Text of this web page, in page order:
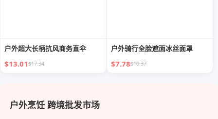
户外超大长柄抗风商务直伞
$13.01$17.34
户外骑行全脸遮面冰丝面罩
$7.78$10.37
户外烹饪 跨境批发市场